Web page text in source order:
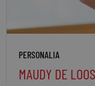
PERSONALIA
MAUDY DE